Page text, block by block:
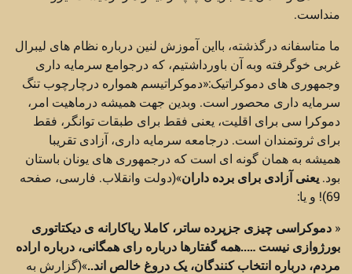
منداست.
ما متاسفانه درگذشته، بااین آموزش لنین درباره نظام های لیبرال
غربی خوگرفته وبه آن باورداشتیم، که درجوامع سرمایه داری
وجمهوری های دموکراتیک:«دموکراتیسم همواره درچارچوب تنگ
سرمایه داری محصور است. وبدین جهت همیشه درماهیت امر،
دموکرا سی برای اقلیت، یعنی فقط برای طبقات توانگر، فقط
برای ثروتمندان است. درجامعه سرمایه داری، آزادی تقریبا
همیشه به همان گونه ای است که درجمهوری های یونان باستان
بود. یعنی آزادی برای برده داران»(دولت وانقلاب. فارسی، صفحه
69)! و یا:
« دموکراسی چیزی جزپرده ساتر، کاملا ریاکارانه ی دیکتاتوری
بورژوازی نیست …..همه گفتارها درباره رای همگانی، درباره اراده
مردم، درباره انتخاب کنندگان، یک دروغ خالص اند..»(گزارش به